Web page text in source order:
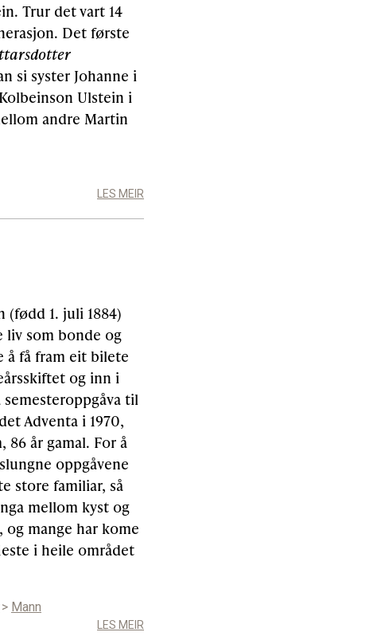
Trur det vart 14
Det første
si syster Johanne i
Ulstein i
andre Martin
LES MEIR
(fødd 1. juli 1884)
liv som bonde og
å få fram eit bilete
og inn i
til
Adventa i 1970,
år gamal. For å
oppgåvene
store familiar, så
mellom kyst og
mange har kome
i heile området
> Mann
LES MEIR